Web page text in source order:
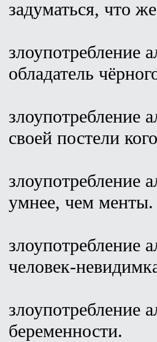
задуматься, что
злоупотребление
обладатель
злоупотребление
своей постели
злоупотребление
умнее, чем менты.
злоупотребление
человек-
злоупотребление
беременности.